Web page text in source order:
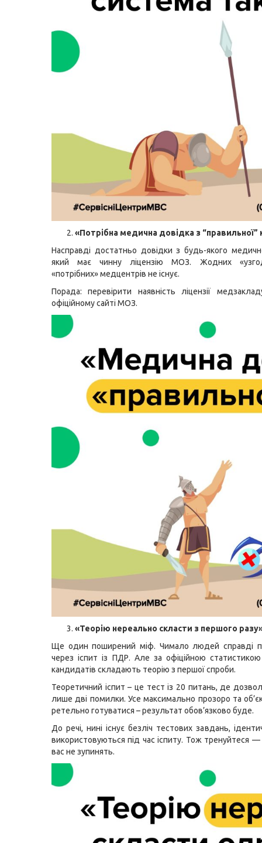
«Потрібна медична довідка з “правильної”
Насправді достатньо довідки з будь-якого
який має чинну ліцензію МОЗ. Жодних
«потрібних» медцентрів не існує.
Порада: перевірити наявність ліцензії
офіційному сайті МОЗ.
«Теорію нереально скласти з першого
Ще один поширений міф. Чимало людей справді
через іспит із ПДР. Але за офіційною
кандидатів складають теорію з першої спроби.
Теоретичний іспит – це тест із 20 питань, де
лише дві помилки. Усе максимально прозоро та
ретельно готуватися – результат обов’язково буде.
До речі, нині існує безліч тестових завдань,
використовуються під час іспиту. Тож тренуйтеся —
вас не зупинять.